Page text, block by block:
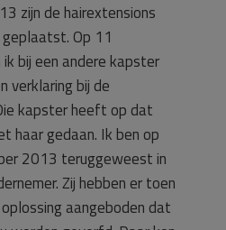
zijn de hairextensions
Op 11
bij een andere kapster
verklaring bij de
kapster heeft op dat
haar gedaan. Ik ben op
2013 teruggeweest in
Zij hebben er toen
aangeboden dat